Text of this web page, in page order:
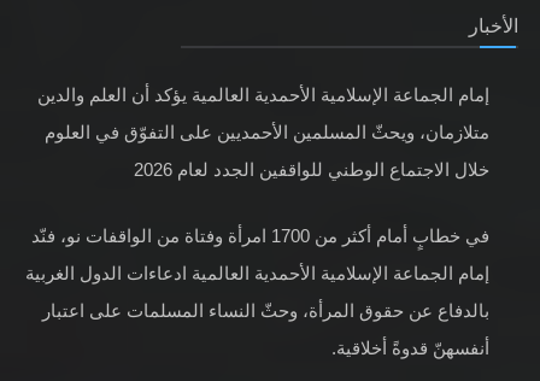
الأخبار
إمام الجماعة الإسلامية الأحمدية العالمية يؤكد أن العلم والدين
متلازمان، ويحثّ المسلمين الأحمديين على التفوّق في العلوم
خلال الاجتماع الوطني للواقفين الجدد لعام 2026
في خطابٍ أمام أكثر من 1700 امرأة وفتاة من الواقفات نو، فنّد
إمام الجماعة الإسلامية الأحمدية العالمية ادعاءات الدول الغربية
بالدفاع عن حقوق المرأة، وحثّ النساء المسلمات على اعتبار
أنفسهنّ قدوةً أخلاقية.